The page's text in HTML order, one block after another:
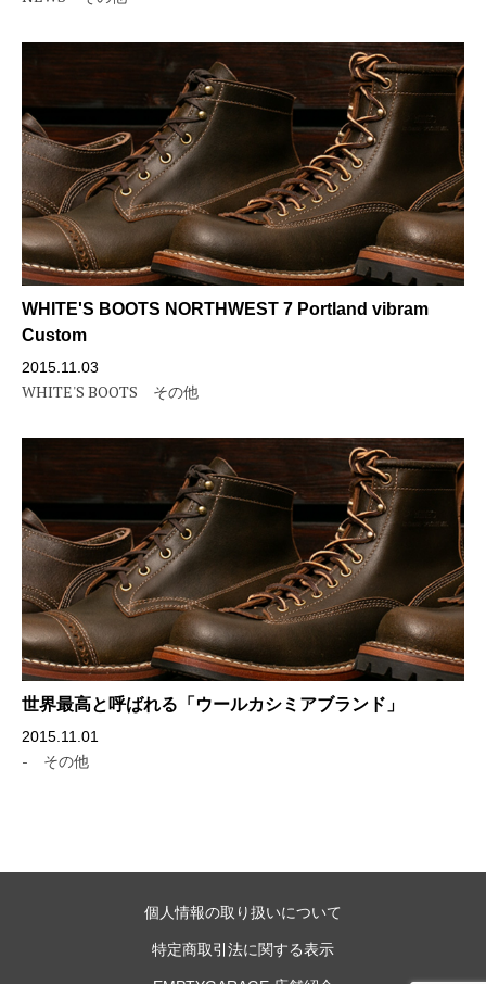
WHITE'S BOOTS NORTHWEST 7 Portland vibram
Custom
2015.11.03
WHITE'S BOOTS その他
世界最高と呼ばれる「ウールカシミアブランド」
2015.11.01
- その他
個人情報の取り扱いについて
特定商取引法に関する表示